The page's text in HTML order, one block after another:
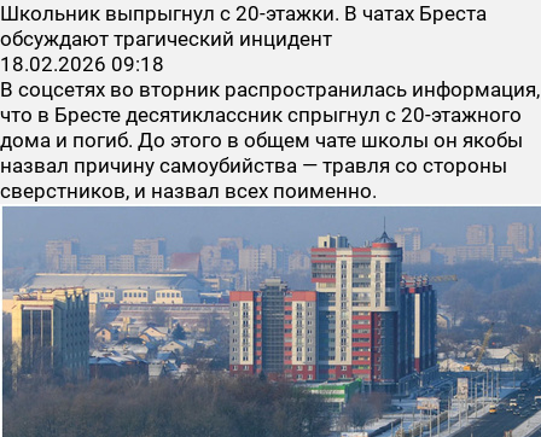
Школьник выпрыгнул с 20-этажки. В чатах Бреста
обсуждают трагический инцидент
18.02.2026 09:18
В соцсетях во вторник распространилась информация,
что в Бресте десятиклассник спрыгнул с 20-этажного
дома и погиб. До этого в общем чате школы он якобы
назвал причину самоубийства — травля со стороны
сверстников, и назвал всех поименно.